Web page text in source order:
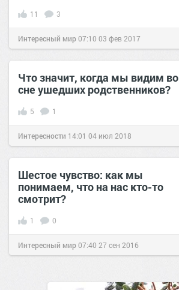
11 3
Интересный мир07:10 03 фев 2017
Что значит, когда мы видим во
сне ушедших родственников?
5 1
Интересности 14:01 04 июл 2018
Шестое чувство: как мы
понимаем, что на нас кто-то
смотрит?
1 0
Интересный мир07:40 27 сен 2016